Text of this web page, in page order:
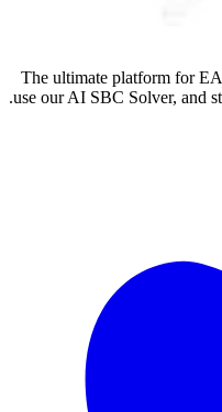
The ultimate platform for
use our AI SBC Solver, and